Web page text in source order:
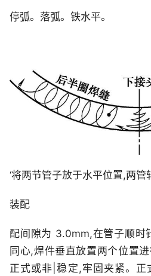
停弧。落弧。铁水平。
‘将两节管子放于水平位置,两管
装配
配间隙为 3.0mm,在管子顺时
同心,焊件垂直放置两个位置
正式或非|稳定,牢固夹紧。正